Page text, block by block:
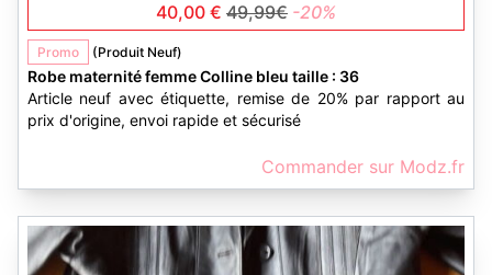
40,00 € 49,99€ -20%
Promo (Produit Neuf)
Robe maternité femme Colline bleu taille : 36
Article neuf avec étiquette, remise de 20% par rapport au
prix d'origine, envoi rapide et sécurisé
Commander sur Modz.fr